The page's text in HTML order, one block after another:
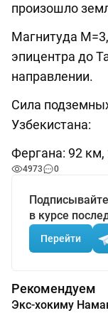
произошло
Магнитуда
эпицентра до
направлении.
Сила
Узбекистана:
Фергана: 92 км,
4973 0
в курсе
Перейти
Рекомендуем
Экс-хокиму